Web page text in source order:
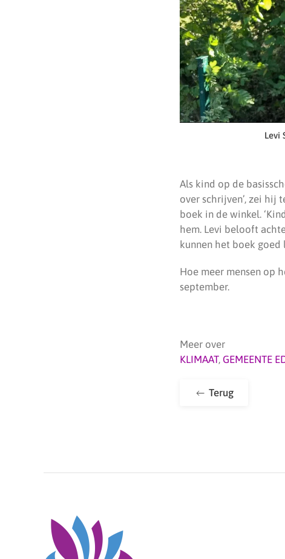
Levi
Als kind op de
over schrijven’, zei hij
boek in de winkel.
hem. Levi belooft
kunnen het boek goed
Hoe meer mensen op
september.
Meer over
KLIMAAT, GEMEENTE
Terug